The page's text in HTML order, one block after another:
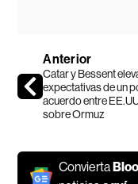
Anterior
Catar y Bessent
expectativas de un
acuerdo entre
sobre Ormuz
Convierta